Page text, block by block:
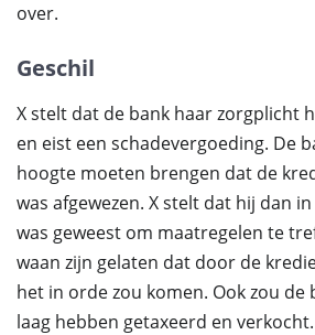
over.
Geschil
X stelt dat de bank haar zorgplicht
en eist een schadevergoeding. De
hoogte moeten brengen dat de
was afgewezen. X stelt dat hij dan
was geweest om maatregelen te
waan zijn gelaten dat door de
het in orde zou komen. Ook zou de
laag hebben getaxeerd en verkocht.